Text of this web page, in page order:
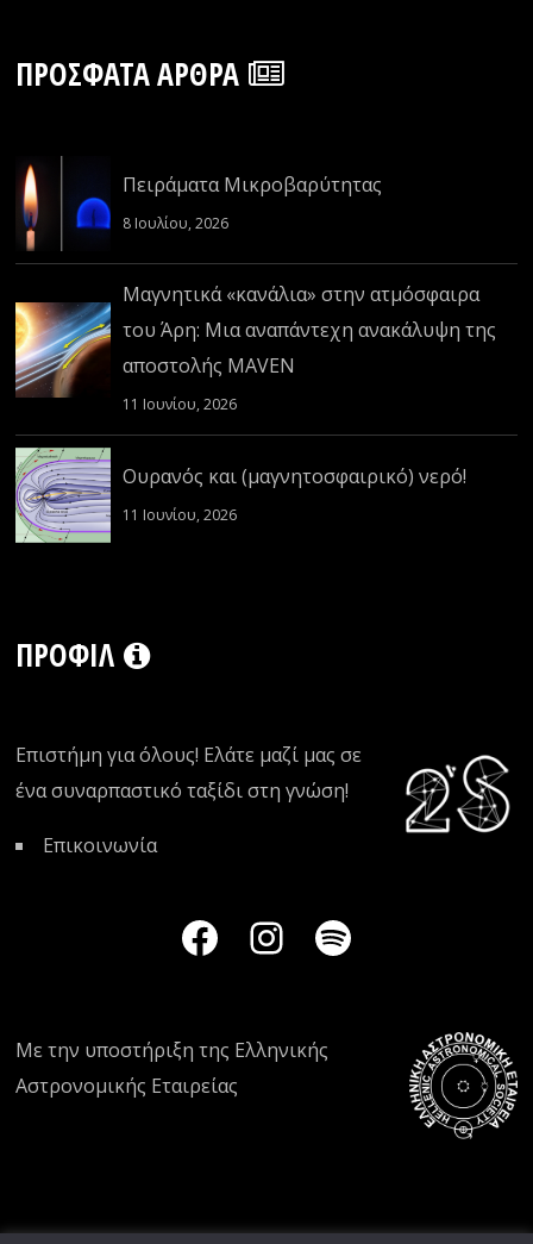
ΠΡΌΣΦΑΤΑ ΆΡΘΡΑ
Πειράματα Μικροβαρύτητας
8 Ιουλίου, 2026
Μαγνητικά «κανάλια» στην ατμόσφαιρα
του Άρη: Μια αναπάντεχη ανακάλυψη της
αποστολής MAVEN
11 Ιουνίου, 2026
Ουρανός και (μαγνητοσφαιρικό) νερό!
11 Ιουνίου, 2026
ΠΡΟΦΊΛ
Επιστήμη για όλους! Ελάτε μαζί μας σε
ένα συναρπαστικό ταξίδι στη γνώση!
Επικοινωνία
Με την υποστήριξη της Ελληνικής
Αστρονομικής Εταιρείας